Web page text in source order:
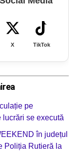
X TikTok
pe
se execută
în județul
Poliția Rutieră la